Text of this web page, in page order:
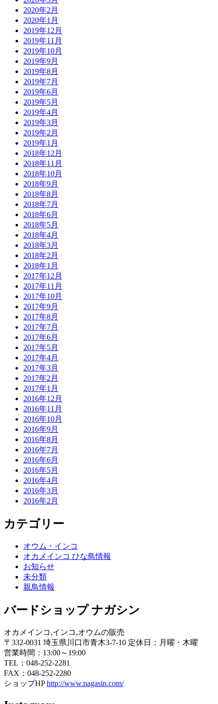
2020年2月
2020年1月
2019年12月
2019年11月
2019年10月
2019年9月
2019年8月
2019年7月
2019年6月
2019年5月
2019年4月
2019年3月
2019年2月
2019年1月
2018年12月
2018年11月
2018年10月
2018年9月
2018年8月
2018年7月
2018年6月
2018年5月
2018年4月
2018年3月
2018年2月
2018年1月
2017年12月
2017年11月
2017年10月
2017年9月
2017年8月
2017年7月
2017年6月
2017年5月
2017年4月
2017年3月
2017年2月
2017年1月
2016年12月
2016年11月
2016年10月
2016年9月
2016年8月
2016年7月
2016年6月
2016年5月
2016年4月
2016年3月
2016年2月
カテゴリー
オウム・インコ
オカメインコ ひな鳥情報
お知らせ
未分類
親鳥情報
バードショップ ナガシン
オカメインコ,インコ,オウムの販売
〒332-0031 埼玉県川口市青木3-7-10 定休日：月曜・木曜
営業時間：13:00～19:00
TEL：048-252-2281
FAX：048-252-2280
ショップHPhttp://www.nagasin.com/